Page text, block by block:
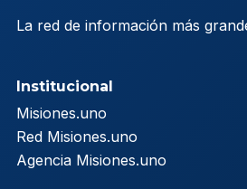
La red de información más
Institucional
Misiones.uno
Red Misiones.uno
Agencia Misiones.uno